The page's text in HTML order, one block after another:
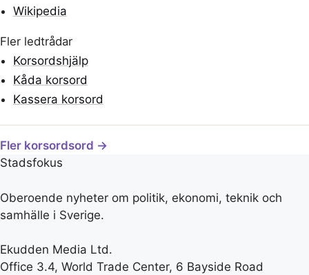
Wikipedia
Fler ledtrådar
Korsordshjälp
Kåda korsord
Kassera korsord
Fler korsordsord →
Stadsfokus
Oberoende nyheter om politik, ekonomi, teknik och
samhälle i Sverige.
Ekudden Media Ltd.
Office 3.4, World Trade Center, 6 Bayside Road